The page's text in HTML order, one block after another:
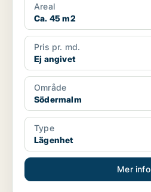
Areal
Ca. 45 m2
Pris pr. md.
Ej angivet
Område
Södermalm
Type
Lägenhet
Mer info